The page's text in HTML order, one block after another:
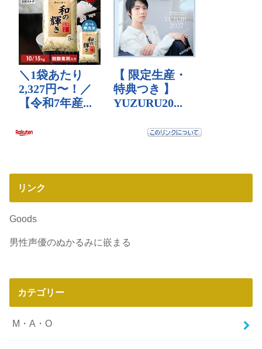
リンク
Goods
男性声優のぬかるみに嵌まる
カテゴリー
M・A・O